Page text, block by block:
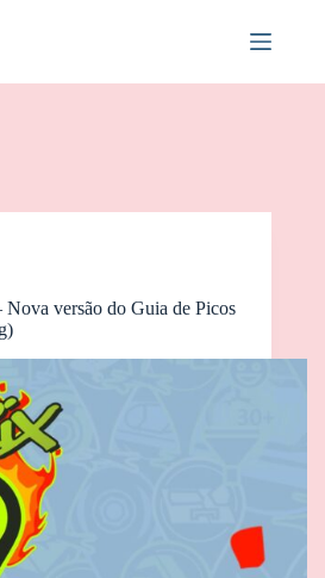
versão do Guia de Picos